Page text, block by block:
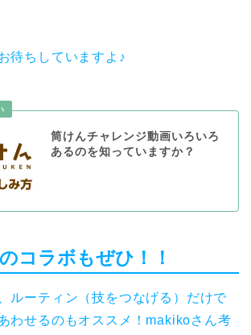
待ちしていますよ♪
筒けんチャレンジ動画いろいろ
あるのを知っていますか？
コラボもぜひ！！
ルーティン（技をつなげる）だけで
わせるのもオススメ！makikoさん考